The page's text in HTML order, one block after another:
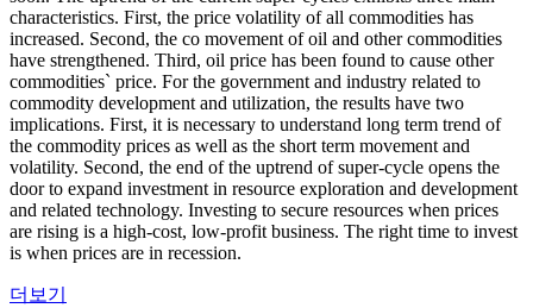
characteristics. First, the price volatility of all commodities has
increased. Second, the co movement of oil and other commodities
have strengthened. Third, oil price has been found to cause other
commodities` price. For the government and industry related to
commodity development and utilization, the results have two
implications. First, it is necessary to understand long term trend of
the commodity prices as well as the short term movement and
volatility. Second, the end of the uptrend of super-cycle opens the
door to expand investment in resource exploration and development
and related technology. Investing to secure resources when prices
are rising is a high-cost, low-profit business. The right time to invest
is when prices are in recession.
더보기